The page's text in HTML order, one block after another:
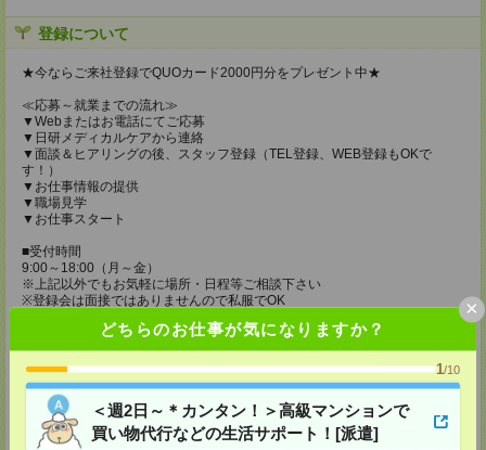
どちらのお仕事が気になりますか？
1/10
＜週2日～＊カンタン！＞高級マンションで
買い物代行などの生活サポート！[派遣]
×
登録について
★今ならご来社登録でQUOカード2000円分をプレゼント中★
≪応募～就業までの流れ≫
▼Webまたはお電話にてご応募
▼日研メディカルケアから連絡
▼面談＆ヒアリングの後、スタッフ登録（TEL登録、WEB登録もOKで
す！）
▼お仕事情報の提供
▼職場見学
▼お仕事スタート
■受付時間
9:00～18:00（月～金）
※上記以外でもお気軽に場所・日程等ご相談下さい
※登録会は面接ではありませんので私服でOK
メディカルケア事業部 仙台オフィス
宮城県仙台市青葉区本町1-2-20 KDX仙台ビル4F
TEL：0120-802-179
MAIL：tenshoku@nikken-ts.jp
担当：採用担当